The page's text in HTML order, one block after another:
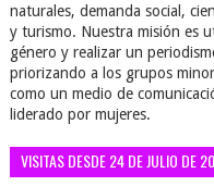
naturales, demanda social,
y turismo. Nuestra misión es
género y realizar un
priorizando a los grupos
como un medio de
liderado por mujeres.
VISITAS DESDE 24 DE JULIO DE